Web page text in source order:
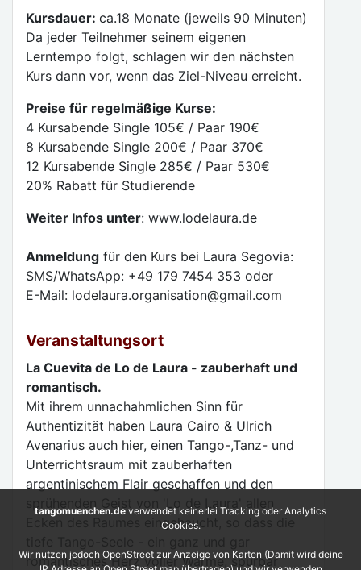
Kursdauer: ca.18 Monate (jeweils 90 Minuten)
Da jeder Teilnehmer seinem eigenen
Lerntempo folgt, schlagen wir den nächsten
Kurs dann vor, wenn das Ziel-Niveau erreicht.
Preise für regelmäßige Kurse:
4 Kursabende Single 105€ / Paar 190€
8 Kursabende Single 200€ / Paar 370€
12 Kursabende Single 285€ / Paar 530€
20% Rabatt für Studierende
Weiter Infos unter: www.lodelaura.de
Anmeldung für den Kurs bei Laura Segovia:
SMS/WhatsApp: +49 179 7454 353 oder
E-Mail: lodelaura.organisation@gmail.com
Veranstaltungsort
La Cuevita de Lo de Laura - zauberhaft und
romantisch.
Mit ihrem unnachahmlichen Sinn für
Authentizität haben Laura Cairo & Ulrich
Avenarius auch hier, einen Tango-,Tanz- und
Unterrichtsraum mit zauberhaften
argentinischem Flair geschaffen und den
sprühenden Geist von 'Lo de Laura' allen
Ecken des Raumes eingehaucht, so dass die
romantisches Herz voller Wärme, spürbar
tangomuenchen.de verwendet keinerlei Tracking oder Analytics
Cookies.
Wir nutzen jedoch OpenStreet zur Anzeige von Karten (Damit wird deine